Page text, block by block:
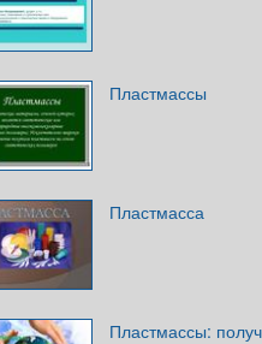
Пластмассы
Пластмасса
Пластмассы: